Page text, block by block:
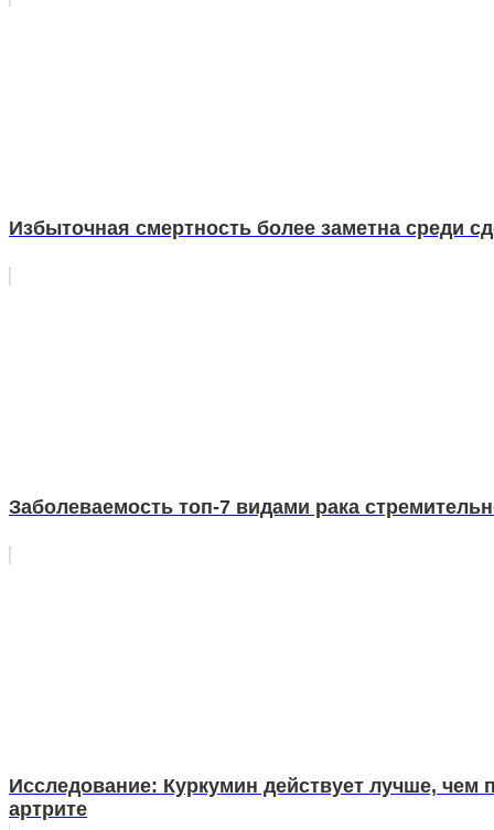
Избыточная смертность более заметна среди
Заболеваемость топ-7 видами рака
Исследование: Куркумин действует лучше,
артрите